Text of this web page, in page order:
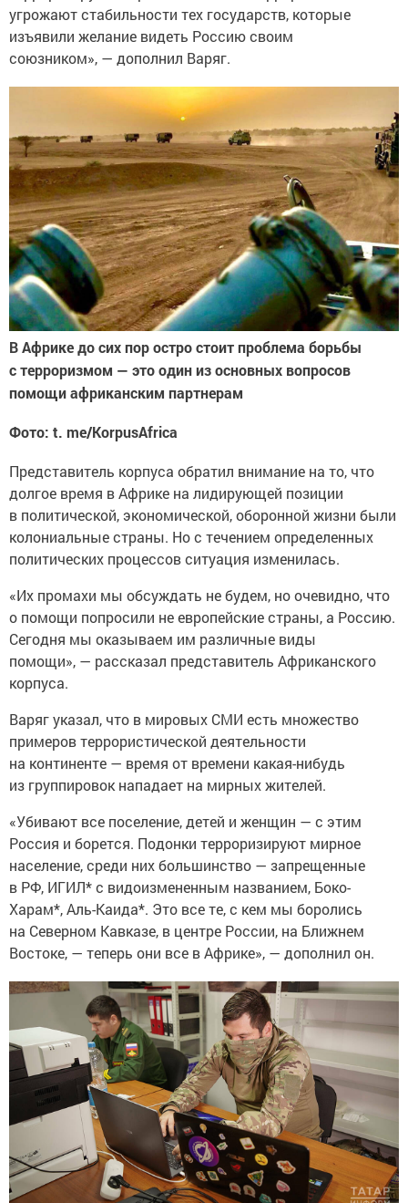
угрожают стабильности тех государств, которые
изъявили желание видеть Россию своим
союзником», — дополнил Варяг.
В Африке до сих пор остро стоит проблема борьбы
с терроризмом — это один из основных вопросов
помощи африканским партнерам
Фото: t. me/KorpusAfrica
Представитель корпуса обратил внимание на то, что
долгое время в Африке на лидирующей позиции
в политической, экономической, оборонной жизни были
колониальные страны. Но с течением определенных
политических процессов ситуация изменилась.
«Их промахи мы обсуждать не будем, но очевидно, что
о помощи попросили не европейские страны, а Россию.
Сегодня мы оказываем им различные виды
помощи», — рассказал представитель Африканского
корпуса.
Варяг указал, что в мировых СМИ есть множество
примеров террористической деятельности
на континенте — время от времени какая-нибудь
из группировок нападает на мирных жителей.
«Убивают все поселение, детей и женщин — с этим
Россия и борется. Подонки терроризируют мирное
население, среди них большинство — запрещенные
в РФ, ИГИЛ* с видоизмененным названием, Боко-
Харам*, Аль-Каида*. Это все те, с кем мы боролись
на Северном Кавказе, в центре России, на Ближнем
Востоке, — теперь они все в Африке», — дополнил он.